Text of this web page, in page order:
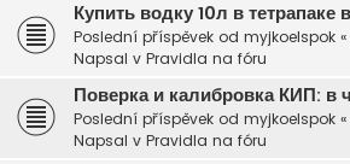
Купить водку 10л в тетрапаке
Poslední příspěvek od myjkoelspok «
Napsal v Pravidla na fóru
Поверка и калибровка КИП: в
Poslední příspěvek od myjkoelspok «
Napsal v Pravidla na fóru